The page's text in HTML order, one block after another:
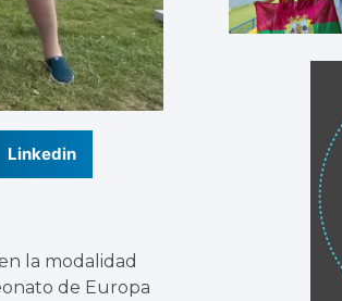
Linkedin
la modalidad
de Europa